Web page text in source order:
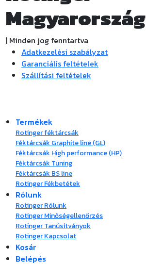
Magyarország
| Minden jog fenntartva
Adatkezelési szabályzat
Garanciális feltételek
Szállítási feltételek
Termékek
Rotinger féktárcsák
Féktárcsák Graphite line (GL)
Féktárcsák High performance (HP)
Féktárcsák Tuning
Féktárcsák BS line
Rotinger Fékbetétek
Rólunk
Rotinger Rólunk
Rotinger Minőségellenőrzés
Rotinger Tanúsítványok
Rotinger Kapcsolat
Kosár
Belépés